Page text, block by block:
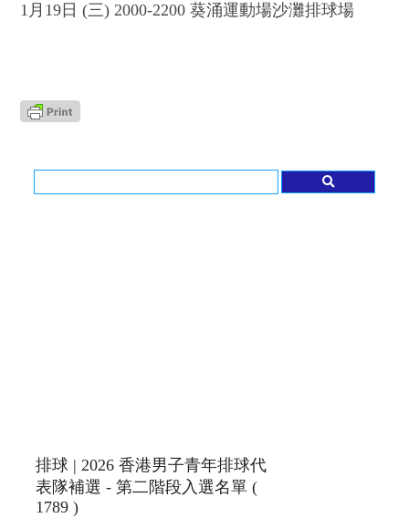
1月19日 (三) 2000-2200 葵涌運動場沙灘排球場
排球 | 2026 香港男子青年排球代
表隊補選 - 第二階段入選名單 (
1789 )